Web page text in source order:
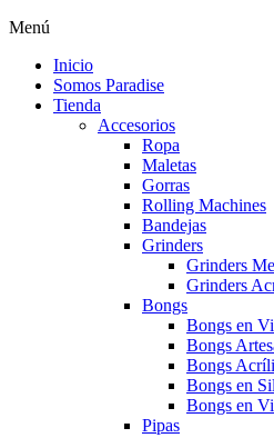
Menú
Inicio
Somos Paradise
Tienda
Accesorios
Ropa
Maletas
Gorras
Rolling Machines
Bandejas
Grinders
Grinders
Grinders
Bongs
Bongs en
Bongs
Bongs
Bongs en
Bongs en
Pipas